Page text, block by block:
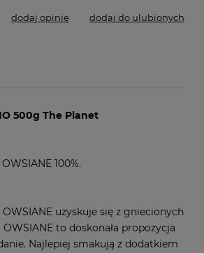
dodaj opinię dodaj do ulubionych
500g The Planet
100%.
uzyskuje się z gniecionych
OWSIANE to doskonała propozycja
Najlepiej smakują z dodatkiem